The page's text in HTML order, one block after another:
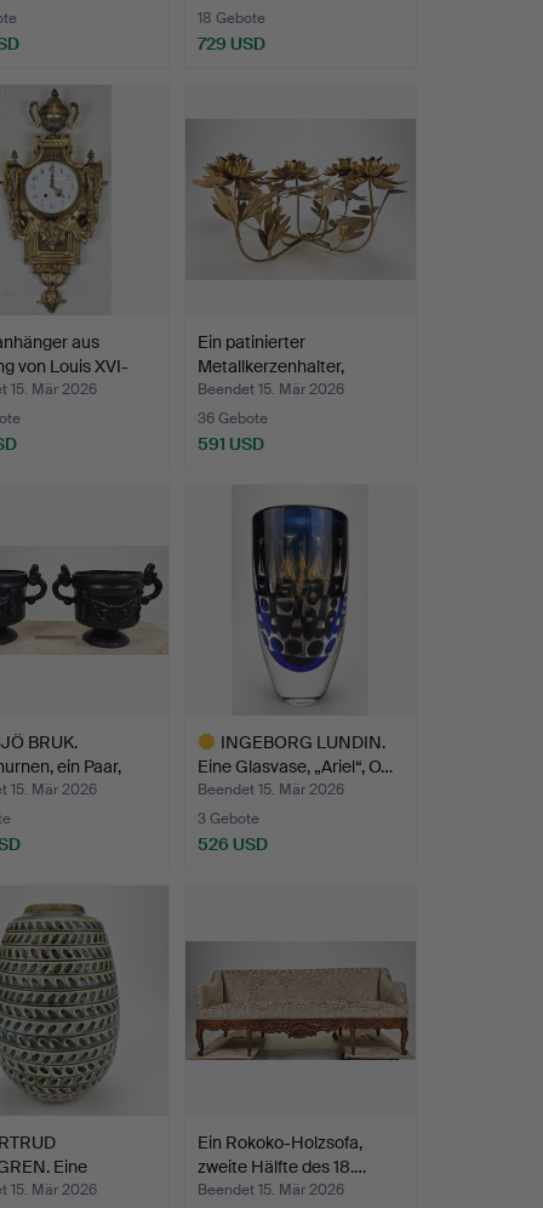
18 Gebote
729 USD
aus
von Louis XVI-
15. Mär 2026
Ein patinierter
Metallkerzenhalter,
wahrsc…
Beendet 15. Mär 2026
36 Gebote
591 USD
BRUK.
ein Paar,
15. Mär 2026
INGEBORG LUNDIN.
Eine Glasvase, „Ariel“, O…
Beendet 15. Mär 2026
3 Gebote
526 USD
Eine
Rörs…
15. Mär 2026
Ein Rokoko-Holzsofa,
zweite Hälfte des 18.…
Beendet 15. Mär 2026